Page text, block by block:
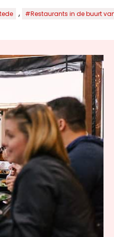
, #Restaurants in de buurt